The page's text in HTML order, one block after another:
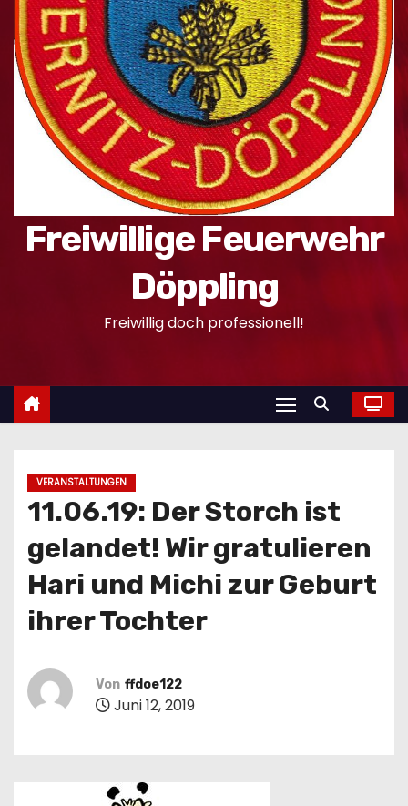
Freiwillige Feuerwehr
Döppling
Freiwillig doch professionell!
VERANSTALTUNGEN
11.06.19: Der Storch ist
gelandet! Wir gratulieren
Hari und Michi zur Geburt
ihrer Tochter
Von ffdoe122
Juni 12, 2019